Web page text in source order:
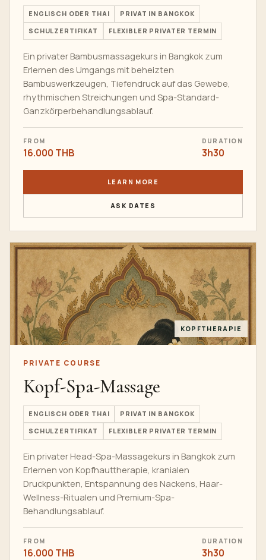
ENGLISCH ODER THAI PRIVAT IN BANGKOK
SCHULZERTIFIKAT FLEXIBLER PRIVATER TERMIN
Ein privater Bambusmassagekurs in Bangkok zum
Erlernen des Umgangs mit beheizten
Bambuswerkzeugen, Tiefendruck auf das Gewebe,
rhythmischen Streichungen und Spa-Standard-
Ganzkörperbehandlungsablauf.
FROM
16.000 THB
DURATION
3h30
LEARN MORE
ASK DATES
KOPFTHERAPIE
PRIVATE COURSE
Kopf-Spa-Massage
ENGLISCH ODER THAI PRIVAT IN BANGKOK
SCHULZERTIFIKAT FLEXIBLER PRIVATER TERMIN
Ein privater Head-Spa-Massagekurs in Bangkok zum
Erlernen von Kopfhauttherapie, kranialen
Druckpunkten, Entspannung des Nackens, Haar-
Wellness-Ritualen und Premium-Spa-
Behandlungsablauf.
FROM
16.000 THB
DURATION
3h30